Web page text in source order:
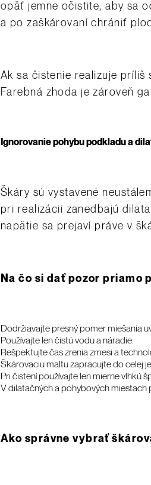
opäť jemne očistite, aby sa
a po zaškárovaní chrániť
Ak sa čistenie realizuje príliš
Farebná zhoda je zároveň
Ignorovanie pohybu podkladu a
Škáry sú vystavené
pri realizácii zanedbajú
napätie sa prejaví práve v
Na čo si dať pozor priamo
Dodržiavajte presný pomer miešania
Používajte len čistú vodu a náradie.
Rešpektujte čas zrenia zmesi a
Škárovaciu maltu zapracujte do celej
Pri čistení používajte len mierne vlhkú
V dilatačných a pohybových miestach
Ako správne vybrať